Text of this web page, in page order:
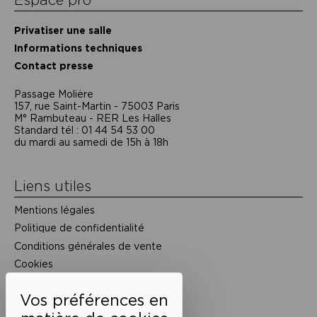
Privatiser une salle
Informations techniques
Contact presse
Passage Moliėre
157, rue Saint-Martin - 75003 Paris
M° Rambuteau - RER Les Halles
Standard tél : 01 44 54 53 00
du mardi au samedi de 15h à 18h
Liens utiles
Mentions légales
Politique de confidentialité
Conditions générales de vente
Cookies